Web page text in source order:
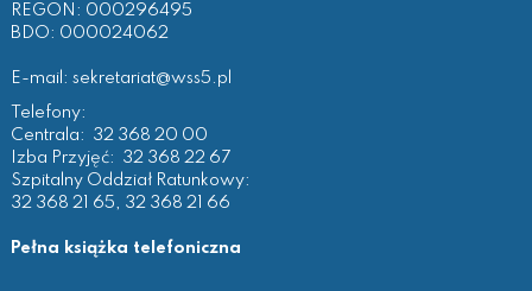
REGON: 000296495
BDO: 000024062
E-mail: sekretariat@wss5.pl
Telefony:
Centrala: 32 368 20 00
Izba Przyjęć: 32 368 22 67
Szpitalny Oddział Ratunkowy:
32 368 21 65
32 368 21 66
Pełna książka telefoniczna